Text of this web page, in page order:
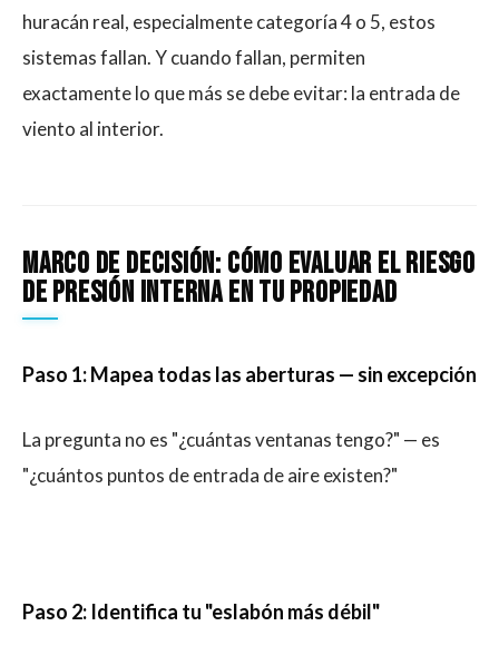
huracán real, especialmente categoría 4 o 5, estos
sistemas fallan. Y cuando fallan, permiten
exactamente lo que más se debe evitar: la entrada de
viento al interior.
Marco de decisión: cómo evaluar el riesgo
de presión interna en tu propiedad
Paso 1: Mapea todas las aberturas — sin excepción
La pregunta no es "¿cuántas ventanas tengo?" — es
"¿cuántos puntos de entrada de aire existen?"
Paso 2: Identifica tu "eslabón más débil"